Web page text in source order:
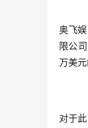
奥飞
限公
万美
对于